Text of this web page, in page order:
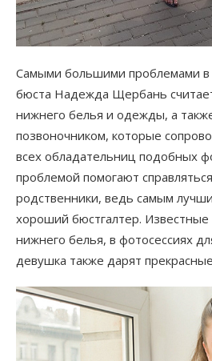
Самыми большими проблемами в
бюста Надежда Щербань
нижнего белья и одежды, а
позвоночником, которые
всех обладательниц подобных
проблемой помогают
родственники, ведь самым
хороший бюстгалтер.
нижнего белья, в фотосессиях
девушка также дарят